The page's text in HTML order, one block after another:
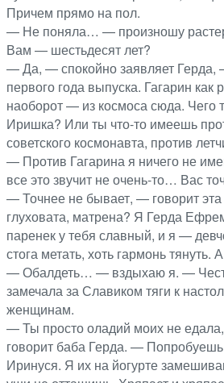
Причем прямо на пол.
— Не поняла… — произношу
Вам — шестьдесят лет?
— Да, — спокойно заявляет Герда,
первого года выпуска. Гагарин как
наоборот — из космоса сюда. Чего
Иришка? Или ты что-то имеешь
советского космонавта, против
— Против Гагарина я ничего не
все это звучит не очень-то… Вас
— Точнее не бывает, — говорит
глуховата, матрена? Я Герда
паренек у тебя славный, и я —
стога метать, хоть гармонь тянуть.
— Обалдеть… — вздыхаю я. —
замечала за Славиком тяги к
женщинам.
— Ты просто оладий моих не
говорит баба Герда. —
Иринуся. Я их на йогурте